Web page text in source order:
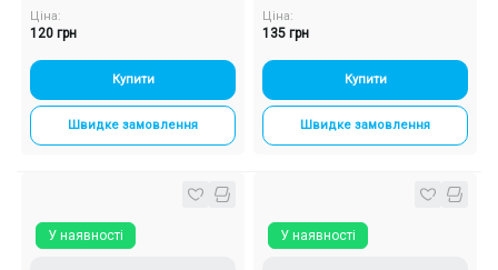
Ціна:
120 грн
Купити
Швидке замовлення
Ціна:
135 грн
Купити
Швидке замовлення
У наявності У наявності